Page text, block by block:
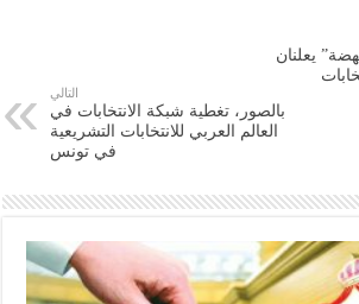
يعلنان
التالي
بالصور، تغطية شبكة الانتخابات في
العالم العربي للانتخابات التشريعية
في تونس